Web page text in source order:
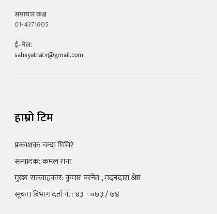
समाचार कक्ष
01-4371605
ई–मेल:
sahayatratv@gmail.com
हाम्रो टिम
प्रकाशक: चन्दा घिमिरे
सम्पादक: कमल राना
मुख्य सल्लाहकार: कुमार बस्नेत , मदनदास श्रेष्ठ
सूचना विभाग दर्ता नं. : ४३ - ०७३ / ७४